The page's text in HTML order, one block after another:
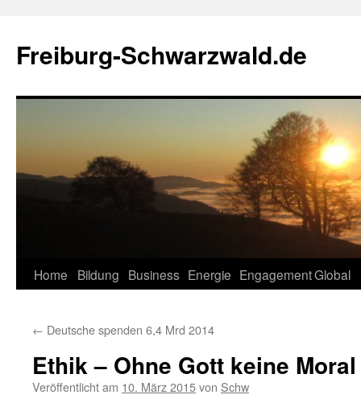
springen
Freiburg-Schwarzwald.de
Home Bildung Business Energie EngagementGlobal
← Deutsche spenden 6,4 Mrd 2014
Ethik – Ohne Gott keine Moral
Veröffentlicht am 10. März 2015von Schw